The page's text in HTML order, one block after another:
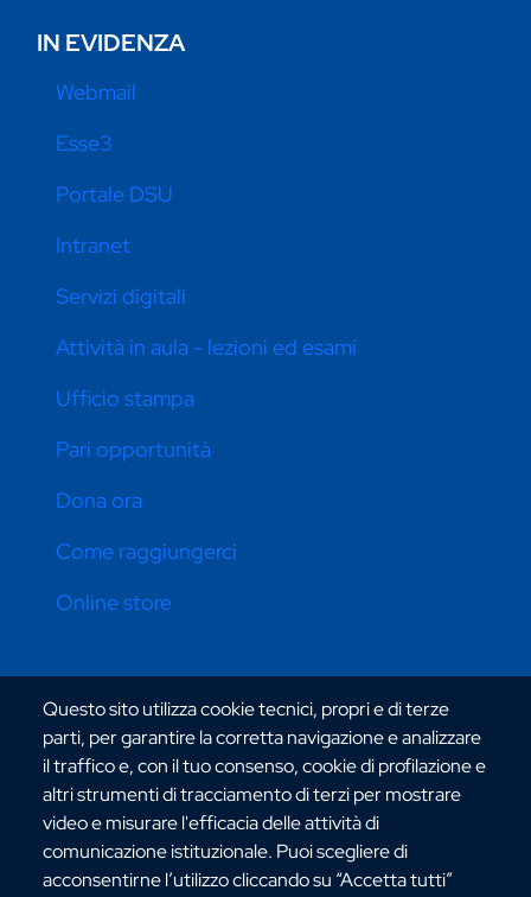
Questo sito utilizza cookie tecnici, propri e di terze
parti, per garantire la corretta navigazione e analizzare
il traffico e, con il tuo consenso, cookie di profilazione e
altri strumenti di tracciamento di terzi per mostrare
video e misurare l'efficacia delle attività di
comunicazione istituzionale. Puoi scegliere di
acconsentirne l’utilizzo cliccando su “Accetta tutti”
CONTATTI ATENEO
Via dell'Università, 25 - 89124 Reggio Calabria
IN EVIDENZA
Webmail
Esse3
Portale DSU
Intranet
Servizi digitali
Attività in aula - lezioni ed esami
Ufficio stampa
Pari opportunità
Dona ora
Come raggiungerci
Online store